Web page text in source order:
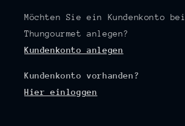
Möchten Sie ein Kundenkonto bei
Thungourmet anlegen?
Kundenkonto anlegen
Kundenkonto vorhanden?
Hier einloggen